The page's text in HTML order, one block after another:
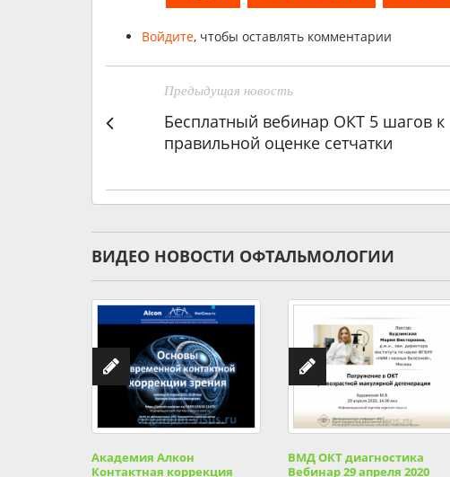
Войдите, чтобы оставлять комментарии
Предыдущая новость
Бесплатный вебинар ОКТ 5 шагов к
правильной оценке сетчатки
ВИДЕО НОВОСТИ ОФТАЛЬМОЛОГИИ
Академия Алкон
Контактная коррекция
ВМД ОКТ диагностика
Вебинар 29 апреля 2020